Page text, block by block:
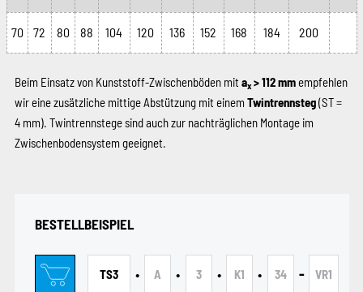
70 72 80 88 104 120 136 152 168 184 200
Beim Einsatz von Kunststoff-Zwischenböden mit ax> 112 mmempfehlen
wir eine zusätzliche mittige Abstützung mit einem Twintrennsteg(ST =
4 mm). Twintrennstege sind auch zur nachträglichen Montage im
Zwischenbodensystem geeignet.
BESTELLBEISPIEL
TS3 • A • 3 • K1 • 34 - VR1